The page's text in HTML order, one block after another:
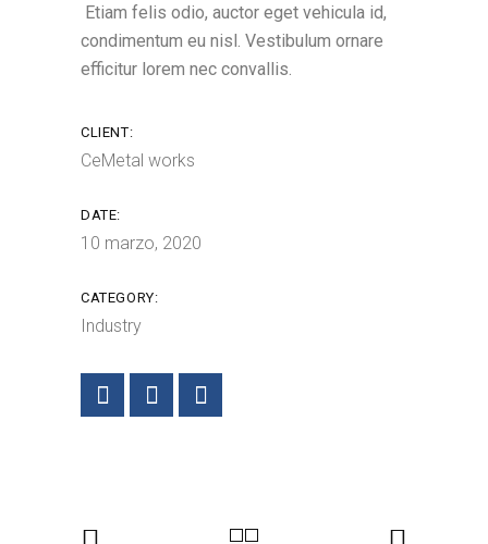
Etiam felis odio, auctor eget vehicula id,
condimentum eu nisl. Vestibulum ornare
efficitur lorem nec convallis.
CLIENT:
CeMetal works
DATE:
10 marzo, 2020
CATEGORY:
Industry